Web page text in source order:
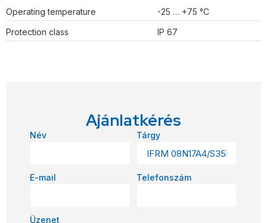
Operating temperature
-25 … +75 °C
Protection class
IP 67
Ajánlatkérés
Név Tárgy
E-mail Telefonszám
Üzenet